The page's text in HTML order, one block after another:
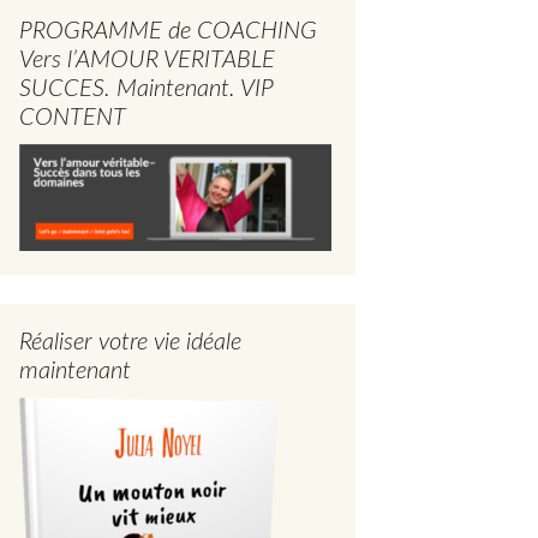
PROGRAMME de COACHING
Vers l’AMOUR VERITABLE
SUCCES. Maintenant. VIP
CONTENT
Réaliser votre vie idéale
maintenant